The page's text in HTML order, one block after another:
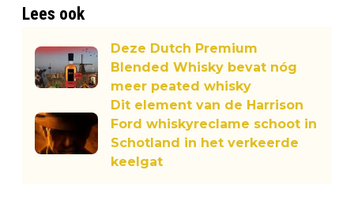
Lees ook
Deze Dutch Premium
Blended Whisky bevat nóg
meer peated whisky
Dit element van de Harrison
Ford whiskyreclame schoot in
Schotland in het verkeerde
keelgat